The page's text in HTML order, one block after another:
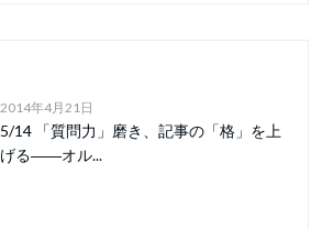
2014年4月21日
5/14 「質問力」磨き、記事の「格」を上
げる――オル...